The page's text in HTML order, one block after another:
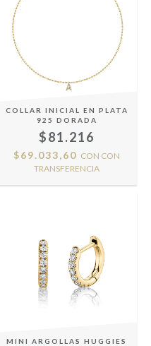
COLLAR INICIAL EN PLATA
925 DORADA
$81.216
$69.033,60 CON CON
TRANSFERENCIA
MINI ARGOLLAS HUGGIES